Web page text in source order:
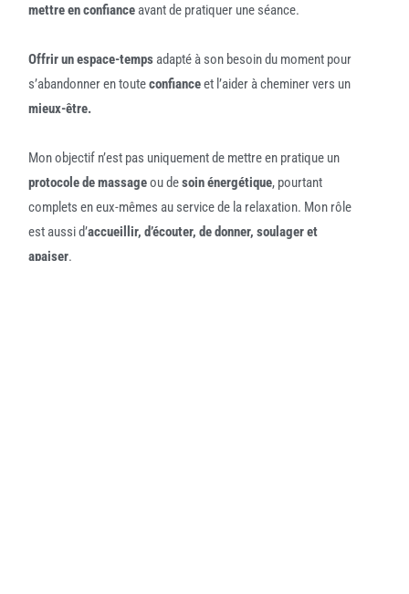
mettre en confiance avant de pratiquer une séance.
Offrir un espace-temps adapté à son besoin du moment pour
s’abandonner en touteconfianceet l’aider à cheminer vers un
mieux-être.
Mon objectif n’est pas uniquement de mettre en pratique un
protocole de massageou desoin énergétique, pourtant
complets en eux-mêmes au service de la relaxation. Mon rôle
est aussi d’accueillir, d’écouter, de donner, soulager et
apaiser.